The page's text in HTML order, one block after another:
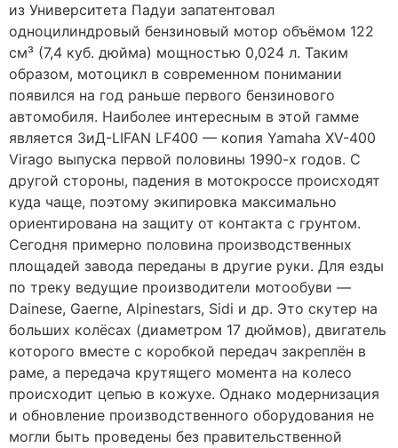
из Университета Падуи запатентовал
одноцилиндровый бензиновый мотор объёмом 122
см³ (7,4 куб. дюйма) мощностью 0,024 л. Таким
образом, мотоцикл в современном понимании
появился на год раньше первого бензинового
автомобиля. Наиболее интересным в этой гамме
является ЗиД-LIFAN LF400 — копия Yamaha XV-400
Virago выпуска первой половины 1990-х годов. С
другой стороны, падения в мотокроссе происходят
куда чаще, поэтому экипировка максимально
ориентирована на защиту от контакта с грунтом.
Сегодня примерно половина производственных
площадей завода переданы в другие руки. Для езды
по треку ведущие производители мотообуви —
Dainese, Gaerne, Alpinestars, Sidi и др. Это скутер на
больших колёсах (диаметром 17 дюймов), двигатель
которого вместе с коробкой передач закреплён в
раме, а передача крутящего момента на колесо
происходит цепью в кожухе. Однако модернизация
и обновление производственного оборудования не
могли быть проведены без правительственной